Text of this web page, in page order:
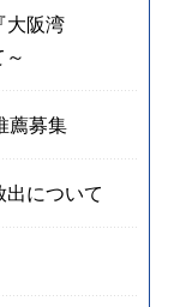
大阪湾
薦募集
出について